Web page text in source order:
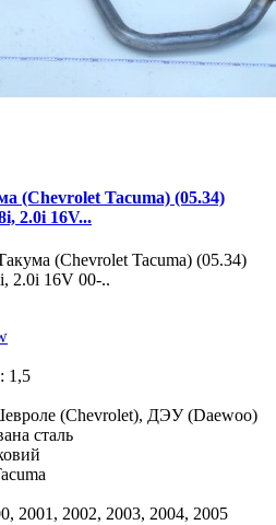
(Chevrolet Tacuma) (05.34)
2.0i 16V...
(Chevrolet Tacuma) (05.34)
2.0i 16V 00-..
1,5
(Chevrolet), ДЭУ (Daewoo)
сталь
2001, 2002, 2003, 2004, 2005